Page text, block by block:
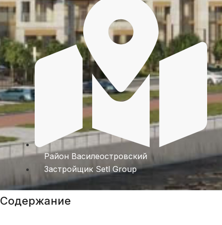
Район Василеостровский
Застройщик Setl Group
Содержание